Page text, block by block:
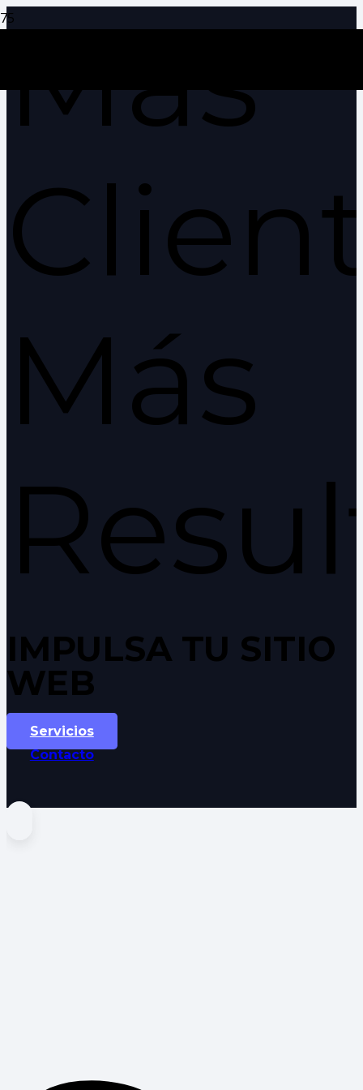
Más
Más
IMPULSA TU SITIO
WEB
Servicios
Contacto